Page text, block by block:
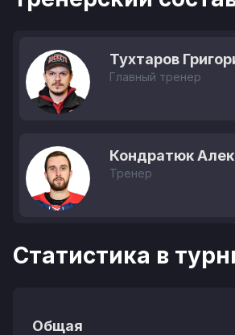
Тухтаров
Главный тренер
Кондратюк
Тренер
Статистика в
Общая